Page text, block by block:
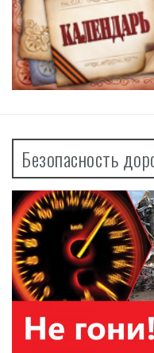
Безопасность